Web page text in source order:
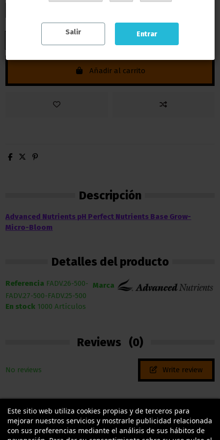
Añadir al carrito
Descripción
Advanced Nutrients pH Perfect Nutrients Base Grow-
Micro-Bloom
Detalles del producto
Marca
Referencia FADV.26-500-
FADV.27-500-FADV.25-500
En stock 1000 Artículos
Reviews (0)
No reviews Write review
Salir Entrar
Este sitio web utiliza cookies propias y de terceros para
mejorar nuestros servicios y mostrarle publicidad relacionada
con sus preferencias mediante el análisis de sus hábitos de